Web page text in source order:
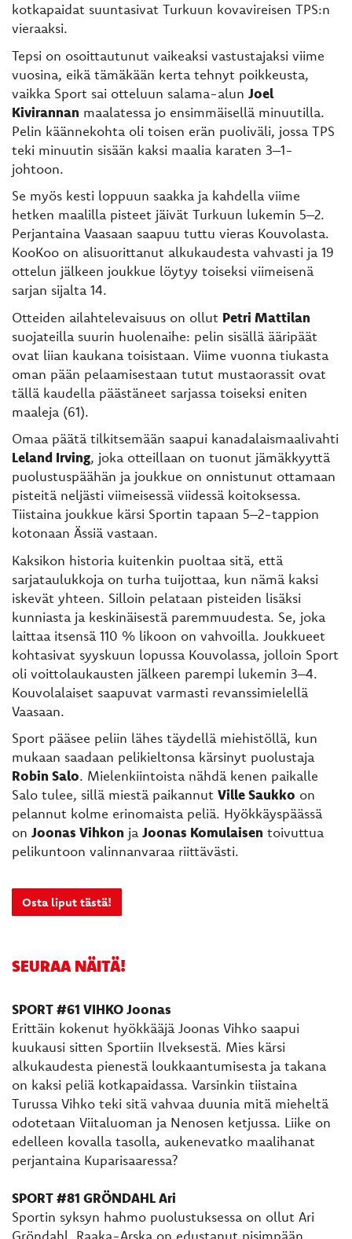
kotkapaidat suuntasivat Turkuun kovavireisen TPS:n
vieraaksi.
Tepsi on osoittautunut vaikeaksi vastustajaksi viime
vuosina, eikä tämäkään kerta tehnyt poikkeusta,
vaikka Sport sai otteluun salama-alun Joel
Kivirannan maalatessa jo ensimmäisellä minuutilla.
Pelin käännekohta oli toisen erän puoliväli, jossa TPS
teki minuutin sisään kaksi maalia karaten 3–1-
johtoon.
Se myös kesti loppuun saakka ja kahdella viime
hetken maalilla pisteet jäivät Turkuun lukemin 5–2.
Perjantaina Vaasaan saapuu tuttu vieras Kouvolasta.
KooKoo on alisuorittanut alkukaudesta vahvasti ja 19
ottelun jälkeen joukkue löytyy toiseksi viimeisenä
sarjan sijalta 14.
Otteiden ailahtelevaisuus on ollut Petri Mattilan
suojateilla suurin huolenaihe: pelin sisällä ääripäät
ovat liian kaukana toisistaan. Viime vuonna tiukasta
oman pään pelaamisestaan tutut mustaorassit ovat
tällä kaudella päästäneet sarjassa toiseksi eniten
maaleja (61).
Omaa päätä tilkitsemään saapui kanadalaismaalivahti
Leland Irving, joka otteillaan on tuonut jämäkkyyttä
puolustuspäähän ja joukkue on onnistunut ottamaan
pisteitä neljästi viimeisessä viidessä koitoksessa.
Tiistaina joukkue kärsi Sportin tapaan 5–2-tappion
kotonaan Ässiä vastaan.
Kaksikon historia kuitenkin puoltaa sitä, että
sarjataulukkoja on turha tuijottaa, kun nämä kaksi
iskevät yhteen. Silloin pelataan pisteiden lisäksi
kunniasta ja keskinäisestä paremmuudesta. Se, joka
laittaa itsensä 110 % likoon on vahvoilla. Joukkueet
kohtasivat syyskuun lopussa Kouvolassa, jolloin Sport
oli voittolaukausten jälkeen parempi lukemin 3–4.
Kouvolalaiset saapuvat varmasti revanssimielellä
Vaasaan.
Sport pääsee peliin lähes täydellä miehistöllä, kun
mukaan saadaan pelikieltonsa kärsinyt puolustaja
Robin Salo. Mielenkiintoista nähdä kenen paikalle
Salo tulee, sillä miestä paikannut Ville Saukko on
pelannut kolme erinomaista peliä. Hyökkäyspäässä
on Joonas Vihkon jaJoonas Komulaisen toivuttua
pelikuntoon valinnanvaraa riittävästi.
Osta liput tästä!
SEURAA NÄITÄ!
SPORT #61 VIHKO Joonas
Erittäin kokenut hyökkääjä Joonas Vihko saapui
kuukausi sitten Sportiin Ilveksestä. Mies kärsi
alkukaudesta pienestä loukkaantumisesta ja takana
on kaksi peliä kotkapaidassa. Varsinkin tiistaina
Turussa Vihko teki sitä vahvaa duunia mitä mieheltä
odotetaan Viitaluoman ja Nenosen ketjussa. Liike on
edelleen kovalla tasolla, aukenevatko maalihanat
perjantaina Kuparisaaressa?
SPORT #81 GRÖNDAHL Ari
Sportin syksyn hahmo puolustuksessa on ollut Ari
Gröndahl. Raaka-Arska on edustanut pisimpään